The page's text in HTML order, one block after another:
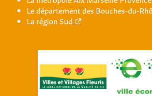
Le département des Bouches-du-
La région Sud